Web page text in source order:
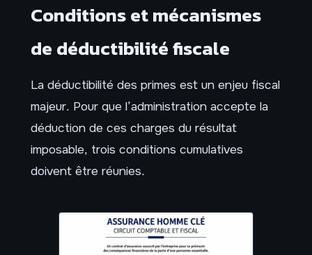
Conditions et mécanismes
de déductibilité fiscale
La déductibilité des primes est un enjeu fiscal
majeur. Pour que l’administration accepte la
déduction de ces charges du résultat
imposable, trois conditions cumulatives
doivent être réunies.